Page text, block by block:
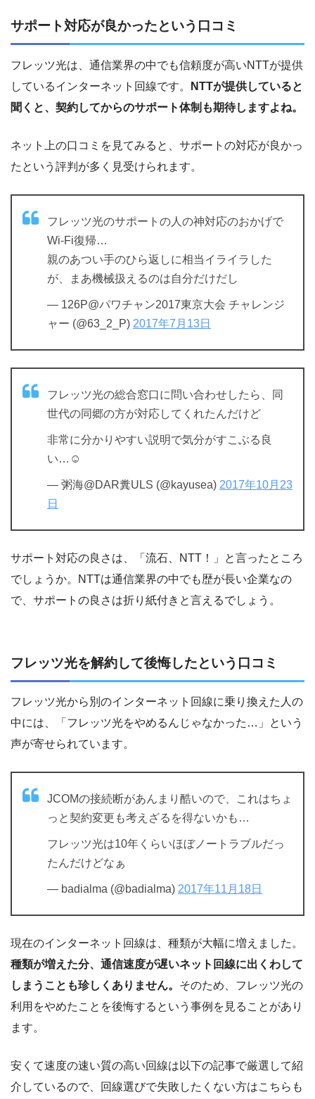
サポート対応が良かったという口コミ
フレッツ光は、通信業界の中でも信頼度が高いNTTが提供
しているインターネット回線です。
NTTが提供していると
聞くと、契約してからのサポート体制も期待しますよね。
ネット上の口コミを見てみると、サポートの対応が良かっ
たという評判が多く見受けられます。
フレッツ光のサポートの人の神対応のおかげで
Wi-Fi復帰…
親のあつい手のひら返しに相当イライラした
が、まあ機械扱えるのは自分だけだし
— 126P@パワチャン2017東京大会 チャレンジ
ャー (@63_2_P) 2017年7月13日
フレッツ光の総合窓口に問い合わせしたら、同
世代の同郷の方が対応してくれたんだけど
非常に分かりやすい説明で気分がすこぶる良
い…☺️
— 粥海@DAR糞ULS (@kayusea) 2017年10月23
日
サポート対応の良さは、「流石、NTT！」と言ったところ
でしょうか。NTTは通信業界の中でも歴が長い企業なの
で、サポートの良さは折り紙付きと言えるでしょう。
フレッツ光を解約して後悔したという口コミ
フレッツ光から別のインターネット回線に乗り換えた人の
中には、「フレッツ光をやめるんじゃなかった…」という
声が寄せられています。
JCOMの接続断があんまり酷いので、これはちょ
っと契約変更も考えざるを得ないかも…
フレッツ光は10年くらいほぼノートラブルだっ
たんだけどなぁ
— badialma (@badialma) 2017年11月18日
現在のインターネット回線は、種類が大幅に増えました。
種類が増えた分、通信速度が遅いネット回線に出くわして
しまうことも珍しくありません。 そのため、フレッツ光の
利用をやめたことを後悔するという事例を見ることがあり
ます。
安くて速度の速い質の高い回線は以下の記事で厳選して紹
介しているので、回線選びで失敗したくない方はこちらも